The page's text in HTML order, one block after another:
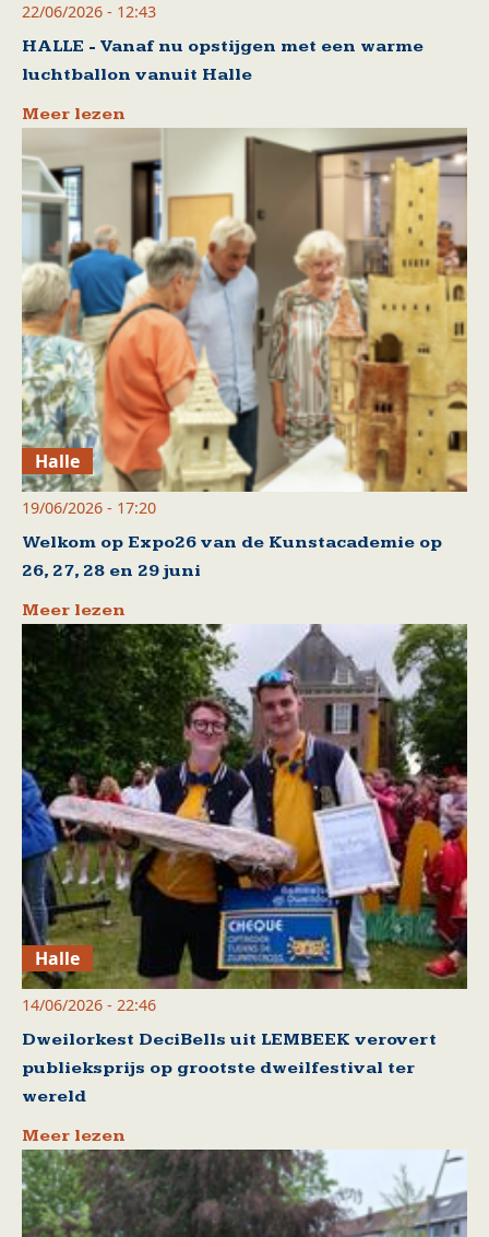
22/06/2026 - 12:43
HALLE - Vanaf nu opstijgen met een warme
luchtballon vanuit Halle
Meer lezen
Halle
19/06/2026 - 17:20
Welkom op Expo26 van de Kunstacademie op
26, 27, 28 en 29 juni
Meer lezen
Halle
14/06/2026 - 22:46
Dweilorkest DeciBells uit LEMBEEK verovert
publieksprijs op grootste dweilfestival ter
wereld
Meer lezen